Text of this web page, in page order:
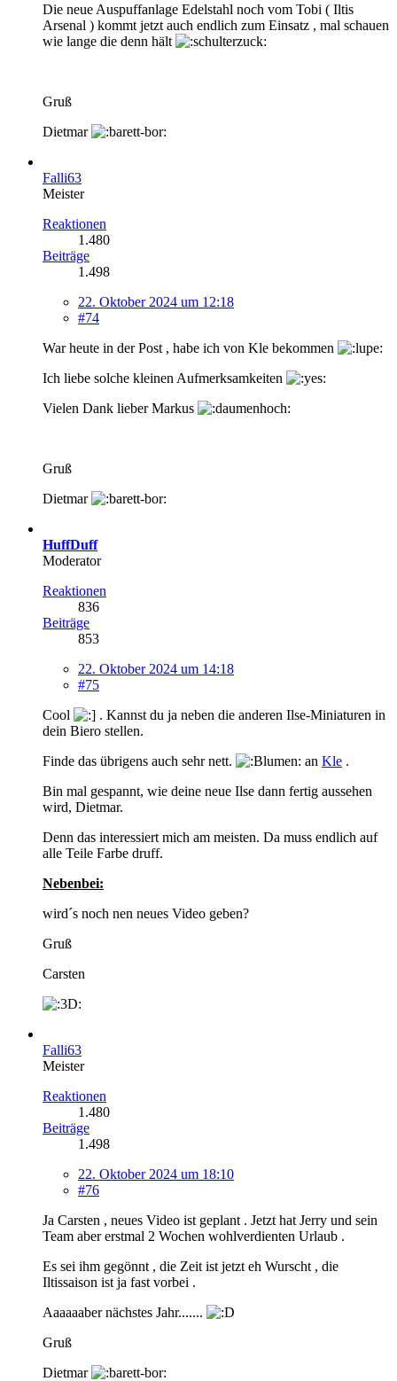
Die neue Auspuffanlage Edelstahl noch vom Tobi ( Iltis
Arsenal ) kommt jetzt auch endlich zum Einsatz , mal schauen
wie lange die denn hält
Gruß
Dietmar
Falli63
Meister
Reaktionen
1.480
Beiträge
1.498
22. Oktober 2024 um 12:18
#74
War heute in der Post , habe ich von Kle bekommen
Ich liebe solche kleinen Aufmerksamkeiten
Vielen Dank lieber Markus
Gruß
Dietmar
HuffDuff
Moderator
Reaktionen
836
Beiträge
853
22. Oktober 2024 um 14:18
#75
Cool
. Kannst du ja neben die anderen Ilse-Miniaturen in
dein Biero stellen.
Finde das übrigens auch sehr nett.
an Kle .
Bin mal gespannt, wie deine neue Ilse dann fertig aussehen
wird, Dietmar.
Denn das interessiert mich am meisten. Da muss endlich auf
alle Teile Farbe druff.
Nebenbei:
wird´s noch nen neues Video geben?
Gruß
Carsten
Falli63
Meister
Reaktionen
1.480
Beiträge
1.498
22. Oktober 2024 um 18:10
#76
Ja Carsten , neues Video ist geplant . Jetzt hat Jerry und sein
Team aber erstmal 2 Wochen wohlverdienten Urlaub .
Es sei ihm gegönnt , die Zeit ist jetzt eh Wurscht , die
Iltissaison ist ja fast vorbei .
Aaaaaaber nächstes Jahr.......
Gruß
Dietmar